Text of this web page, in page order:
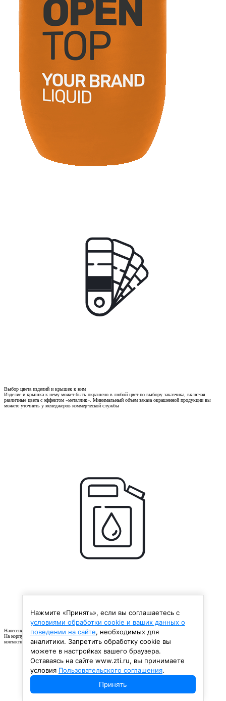
Выбор цвета изделий и крышек к ним
Изделие и крышка к нему может быть окрашено в любой цвет по выбору заказчика, включая
различные цвета с эффектом «металлик». Минимальный объем заказа окрашенной продукции вы
можете уточнить у менеджеров коммерческой службы
Нанесение рельефного логотипа заказчика на корпус изделия
На корпус изделия может быть нанесен рельефный логотип вашей компании, а также другие
контактные данные. Данная опция надежно обезопасит ваш продукт от контрафакта.
Нажмите «Принять», если вы соглашаетесь с
условиями обработки cookie и ваших данных о
поведении на сайте, необходимых для
аналитики. Запретить обработку cookie вы
можете в настройках вашего браузера.
Оставаясь на сайте www.zti.ru, вы принимаете
условия Пользовательского соглашения.
Принять